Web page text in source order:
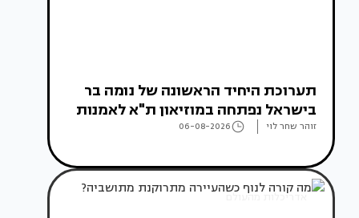
תערוכת היחיד הראשונה של נומה בר
בישראל נפתחה במוזיאון ת"א לאמנות
זוהר שחר לוי 06-08-2026
אדריכלות מהעולם